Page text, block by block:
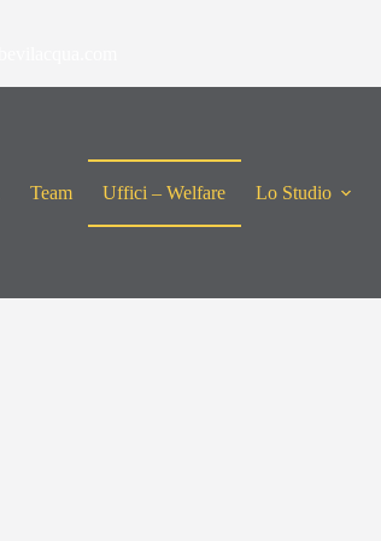
Team Uffici – Welfare Lo Studio